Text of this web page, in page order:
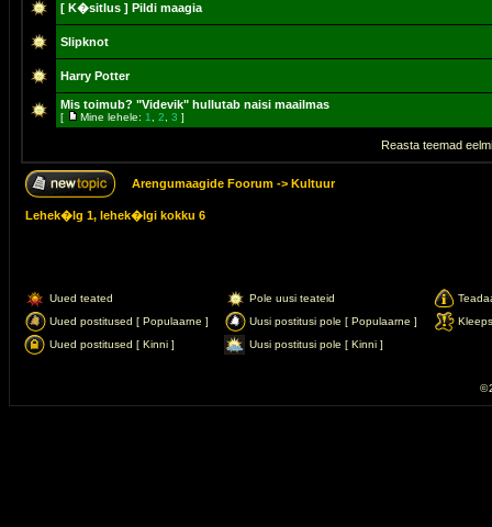
[ K�sitlus ] Pildi maagia
Slipknot
Harry Potter
Mis toimub? "Videvik" hullutab naisi maailmas
[ Mine lehele: 1 2 3 ]
Reasta teemad
Arengumaagide Foorum -> Kultuur
Lehek�lg 1, lehek�lgi kokku 6
Uued teated Pole uusi teateid
Uued postitused [ Populaarne ]
Uusi postitusi pole [ Populaarne ]
Kleeps
Uued postitused [ Kinni ]
Uusi postitusi pole [ Kinni ]
©